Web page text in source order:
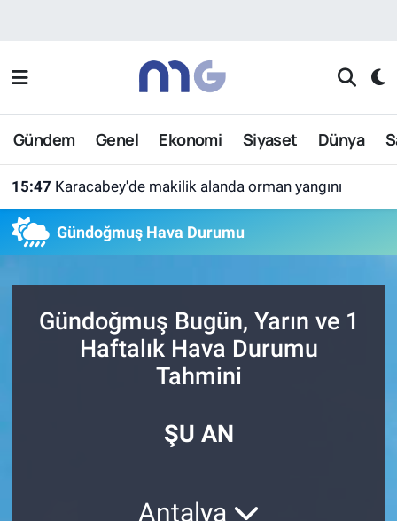
Gündem Genel Ekonomi Siyaset Dünya
15:47 Karacabey'de makilik alanda orman yangını
Gündoğmuş Hava Durumu
Gündoğmuş Bugün, Yarın ve 1
Haftalık Hava Durumu
Tahmini
ŞU AN
Antalya
Nöbetçi Eczaneler
Hava Durumu
Son Dakika Haberleri